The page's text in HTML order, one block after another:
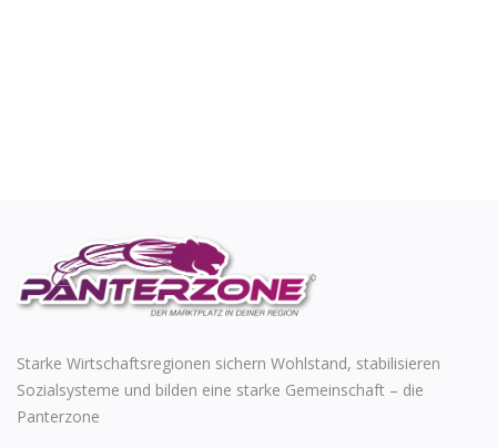
Starke Wirtschaftsregionen sichern Wohlstand, stabilisieren
Sozialsysteme und bilden eine starke Gemeinschaft – die
Panterzone